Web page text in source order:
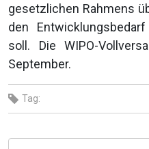
gesetzlichen Rahmens
den
soll. Die WIPO-
September.
Tag: